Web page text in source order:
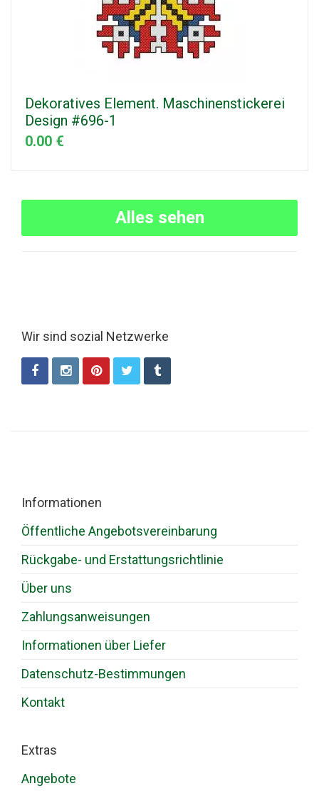
Dekoratives Element. Maschinenstickerei
Design #696-1
0.00 €
Alles sehen
Wir sind sozial Netzwerke
Informationen
Öffentliche Angebotsvereinbarung
Rückgabe- und Erstattungsrichtlinie
Über uns
Zahlungsanweisungen
Informationen über Liefer
Datenschutz-Bestimmungen
Kontakt
Extras
Angebote